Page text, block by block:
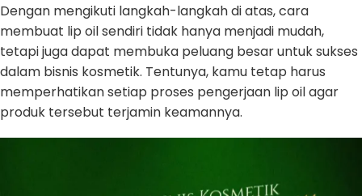
Dengan mengikuti langkah-langkah di atas, cara
membuat lip oil sendiri tidak hanya menjadi mudah,
tetapi juga dapat membuka peluang besar untuk sukses
dalam bisnis kosmetik. Tentunya, kamu tetap harus
memperhatikan setiap proses pengerjaan lip oil agar
produk tersebut terjamin keamannya.